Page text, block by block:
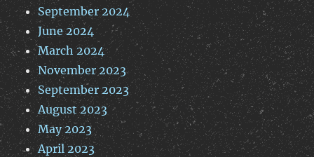
September 2024
June 2024
March 2024
November 2023
September 2023
August 2023
May 2023
April 2023